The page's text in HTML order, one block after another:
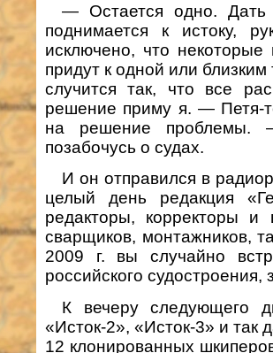
— Остается одно. Дать
поднимается к истоку,
исключено, что
придут к одной или
случится так, что все
решение приму я. — Петя-
на решение
позабочусь о судах.
И он отправился в
целый день редакция
редакторы, корректоры и
сварщиков, монтажников,
2009 г. вы случайно
российского судостроения,
К вечеру следующего
«Исток-2», «Исток-3» и так
12 клонированных